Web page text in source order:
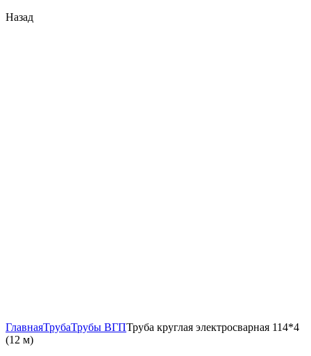
Назад
ГлавнаяТрубаТрубы ВГПТруба круглая электросварная 114*4
(12 м)